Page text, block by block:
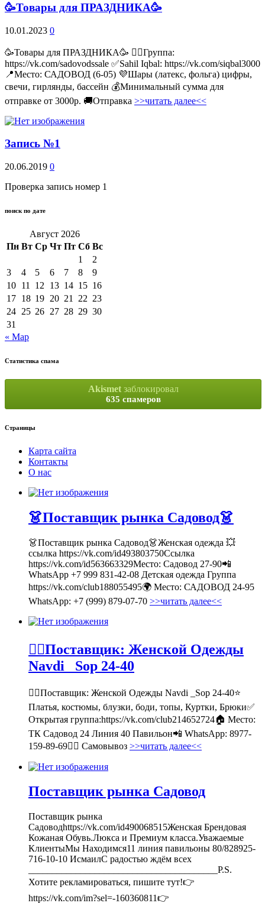
🥳Товары для ПРАЗДНИКА🥳
10.01.2023 0
🥳Товары для ПРАЗДНИКА🥳 👉🏻Группа:
https://vk.com/sadovodssale ✅Sahil Iqbal: https://vk.com/siqbal3000
📍Место: САДОВОД (6-05) 💜Шары (латекс, фольга) цифры,
свечи, гирлянды, бассейн 💰Минимальный сумма для
отправке от 3000р. 🚚Отправка >>читать далее<<
Запись №1
20.06.2019 0
Проверка запись номер 1
поиск по дате
Август 2026
Пн Вт Ср Чт Пт Сб Вс
1
2
3
4 5 6 7 8
9
10 11 12 13 14 15 16
17 18 19 20 21 22 23
24 25 26 27 28 29 30
31
« Мар
Статистика спама
Akismetзаблокировал
635 спамеров
Страницы
Карта сайта
Контакты
О нас
👗Поставщик рынка Садовод👗
👗Поставщик рынка Садовод👗Женская одежда 💥
ссылка https://vk.com/id493803750Ссылка
https://vk.com/id563663329Место: Садовод 27-90📲
WhatsApp +7 999 831-42-08 Детская одежда Группа
https://vk.com/club188055495🌍 Место: САДОВОД 24-95
WhatsApp: +7 (999) 879-07-70 >>читать далее<<
💁‍♂Поставщик: Женской Одежды
Navdi _Sop 24-40
💁‍♂Поставщик: Женской Одежды Navdi _Sop 24-40⭐
Платья, костюмы, блузки, боди, топы, Куртки, Брюки✅
Открытая группа:https://vk.com/club214652724🏠 Место:
ТК Садовод 24 Линия 40 Павильон📲 WhatsApp: 8977-
159-89-69🚶‍♀ Самовывоз >>читать далее<<
Поставщик рынка Садовод
Поставщик рынка
Садоводhttps://vk.com/id490068515Женская Брендовая
Кожаная Обувь.Люкса и Премиум класса.Уважаемые
КлиентыМы Находимся11 линия павильоны 80/828925-
716-10-10 ИсмаилС радостью ждём всех
________________________________________P.S.
Хотите рекламироваться, пишите тут!👉
https://vk.com/im?sel=-160360811👉